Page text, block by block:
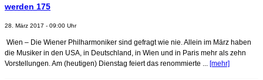
werden 175
28. März 2017 - 09:00 Uhr
Wien – Die Wiener Philharmoniker sind gefragt wie nie. Allein im März haben
die Musiker in den USA, in Deutschland, in Wien und in Paris mehr als zehn
Vorstellungen. Am (heutigen) Dienstag feiert das renommierte ... [mehr]